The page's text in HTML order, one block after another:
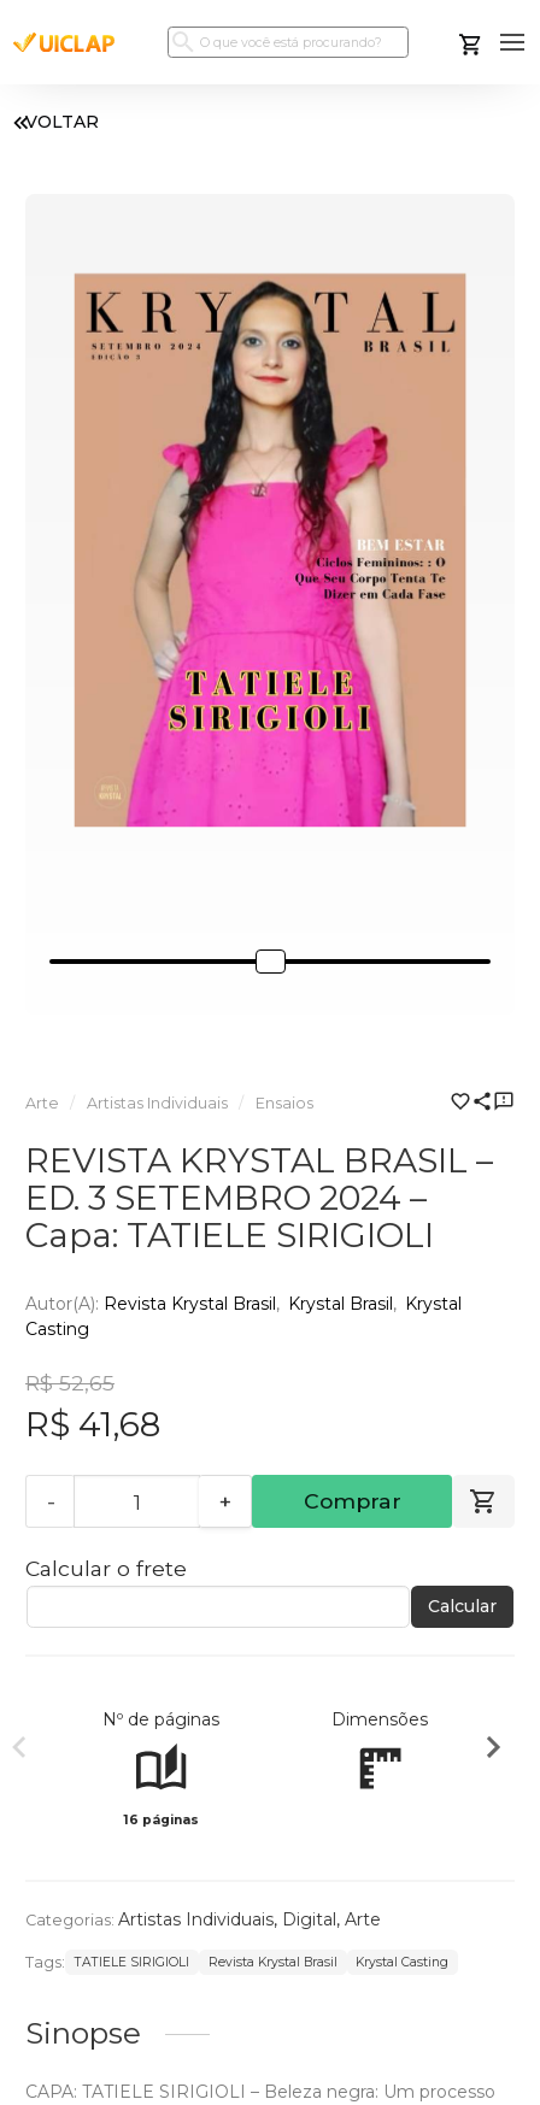
VOLTAR
Arte Artistas Individuais Ensaios
REVISTA KRYSTAL BRASIL –
ED. 3 SETEMBRO 2024 –
Capa: TATIELE SIRIGIOLI
Autor(a): Revista Krystal Brasil Krystal Brasil
Krystal
Casting
R$ 52,65
R$ 41,68
- + Comprar
Calcular o frete
Calcular
Nº de páginas
16 páginas
Dimensões
Categorias: Artistas Individuais, Digital, Arte
Tags: TATIELE SIRIGIOLI Revista Krystal Brasil Krystal Casting
Sinopse
CAPA: TATIELE SIRIGIOLI – Beleza negra: Um processo